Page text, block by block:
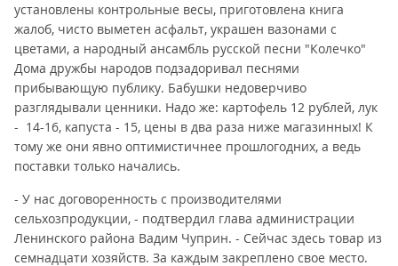
установлены контрольные весы, приготовлена книга
жалоб, чисто выметен асфальт, украшен вазонами с
цветами, а народный ансамбль русской песни "Колечко"
Дома дружбы народов подзадоривал песнями
прибывающую публику. Бабушки недоверчиво
разглядывали ценники. Надо же: картофель 12 рублей, лук
- 14-16, капуста - 15, цены в два раза ниже магазинных! К
тому же они явно оптимистичнее прошлогодних, а ведь
поставки только начались.
- У нас договоренность с производителями
сельхозпродукции, - подтвердил глава администрации
Ленинского района Вадим Чуприн. - Сейчас здесь товар из
семнадцати хозяйств. За каждым закреплено свое место.